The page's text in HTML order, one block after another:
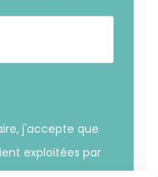
j'accepte que
exploitées par